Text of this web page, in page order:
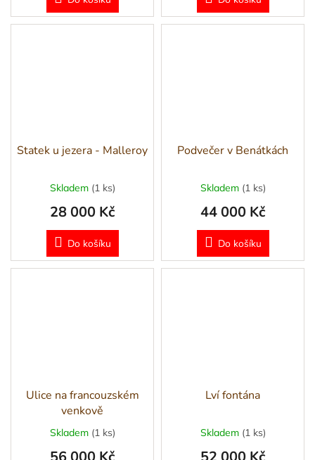
Statek u jezera - Malleroy
Skladem (1 ks)
28 000 Kč
Do košíku
Podvečer v Benátkách
Skladem (1 ks)
44 000 Kč
Do košíku
Ulice na francouzském
venkově
Skladem (1 ks)
Lví fontána
Skladem (1 ks)